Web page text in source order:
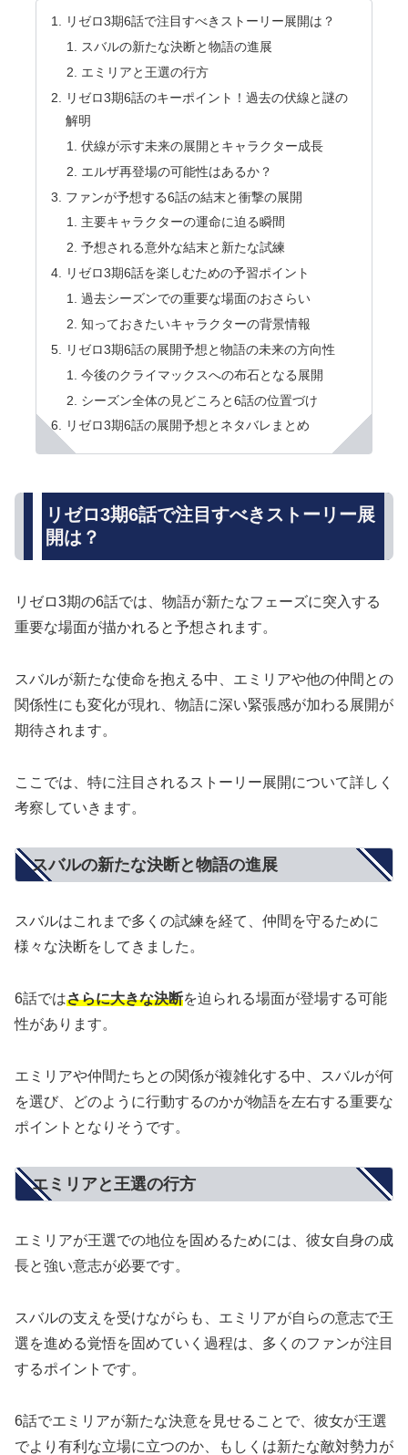
リゼロ3期6話で注目すべきストーリー展開は？
スバルの新たな決断と物語の進展
エミリアと王選の行方
リゼロ3期6話のキーポイント！過去の伏線と謎の
解明
伏線が示す未来の展開とキャラクター成長
エルザ再登場の可能性はあるか？
ファンが予想する6話の結末と衝撃の展開
主要キャラクターの運命に迫る瞬間
予想される意外な結末と新たな試練
リゼロ3期6話を楽しむための予習ポイント
過去シーズンでの重要な場面のおさらい
知っておきたいキャラクターの背景情報
リゼロ3期6話の展開予想と物語の未来の方向性
今後のクライマックスへの布石となる展開
シーズン全体の見どころと6話の位置づけ
リゼロ3期6話の展開予想とネタバレまとめ
リゼロ3期6話で注目すべきストーリー展
開は？
リゼロ3期の6話では、物語が新たなフェーズに突入する
重要な場面が描かれると予想されます。
スバルが新たな使命を抱える中、エミリアや他の仲間との
関係性にも変化が現れ、物語に深い緊張感が加わる展開が
期待されます。
ここでは、特に注目されるストーリー展開について詳しく
考察していきます。
スバルの新たな決断と物語の進展
スバルはこれまで多くの試練を経て、仲間を守るために
様々な決断をしてきました。
6話ではさらに大きな決断を迫られる場面が登場する可能
性があります。
エミリアや仲間たちとの関係が複雑化する中、スバルが何
を選び、どのように行動するのかが物語を左右する重要な
ポイントとなりそうです。
エミリアと王選の行方
エミリアが王選での地位を固めるためには、彼女自身の成
長と強い意志が必要です。
スバルの支えを受けながらも、エミリアが自らの意志で王
選を進める覚悟を固めていく過程は、多くのファンが注目
するポイントです。
6話でエミリアが新たな決意を見せることで、彼女が王選
でより有利な立場に立つのか、もしくは新たな敵対勢力が